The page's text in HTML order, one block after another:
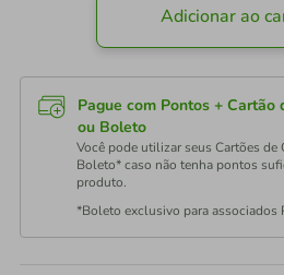
Adicionar ao
Pague com Pontos + Cartão
ou Boleto
Você pode utilizar seus Cartões de
Boleto* caso não tenha pontos
produto.
*Boleto exclusivo para associados